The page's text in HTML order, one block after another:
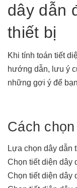
dây dẫn
thiết bị
Khi tính toán tiết
hướng dẫn, lưu ý
những gợi ý để
Cách
Lựa chọn dây dẫn
Chọn tiết diện dây
Chọn tiết diện dây